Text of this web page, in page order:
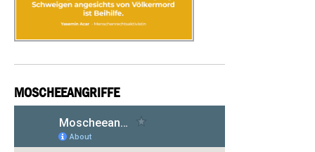
MOSCHEEANGRIFFE